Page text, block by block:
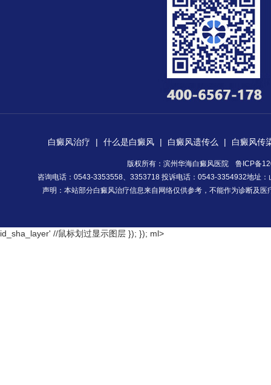
白癜风治疗 | 什么是白癜风 | 白癜风遗传么 | 白癜风传
版权所有：滨州华海白癜风医院
鲁ICP备
咨询电话：0543-3353558、3353718 投诉电话：0543-3354932地址
声明：本站部分白癜风治疗信息来自网络仅供参考，不能作为诊断及
id_sha_layer' //鼠标划过显示图层 }); }); ml>